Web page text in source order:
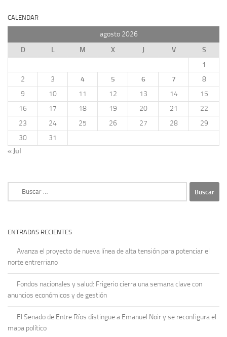
CALENDAR
agosto 2026
D
L M X J V
S
1
2
3 4 5 6 7
8
9
10 11 12 13 14
15
16
17 18 19 20 21
22
23
24 25 26 27 28
29
30
31
« Jul
ENTRADAS RECIENTES
Avanza el proyecto de nueva línea de alta tensión para potenciar el
norte entrerriano
Fondos nacionales y salud: Frigerio cierra una semana clave con
anuncios económicos y de gestión
El Senado de Entre Ríos distingue a Emanuel Noir y se reconfigura el
mapa político